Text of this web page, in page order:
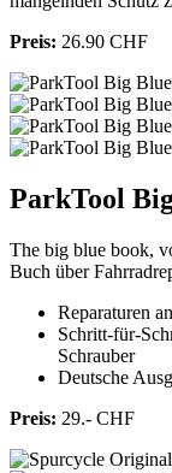
Preis: 26.90 CHF
ParkTool
The big blue book,
Buch über
Reparaturen
Schritt-für-
Schrauber
Deutsche
Preis: 29.- CHF